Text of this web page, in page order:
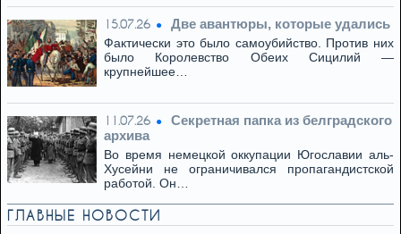
15.07.26 Две авантюры, которые удались
Фактически это было самоубийство. Против них
было Королевство Обеих Сицилий —
крупнейшее…
11.07.26
Секретная папка из белградского
архива
Во время немецкой оккупации Югославии аль-
Хусейни не ограничивался пропагандистской
работой. Он…
ГЛАВНЫЕ НОВОСТИ